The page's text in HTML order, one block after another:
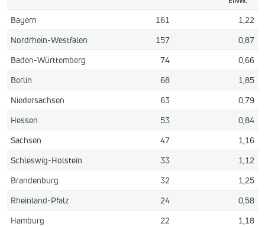
Bayern 161
1,22
Nordrhein-Westfalen
157
0,87
Baden-Württemberg
74
0,66
Berlin
68
1,85
Niedersachsen
63
0,79
Hessen
53
0,84
Sachsen
47
1,16
Schleswig-Holstein
33
1,12
Brandenburg
32
1,25
Rheinland-Pfalz
24
0,58
Hamburg
22
1,18